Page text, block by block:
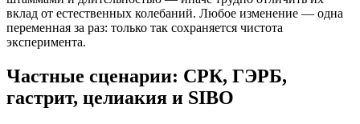
вклад от естественных колебаний. Любое изменение — одна
переменная за раз: только так сохраняется чистота
эксперимента.
Частные сценарии: СРК, ГЭРБ,
гастрит, целиакия и SIBO